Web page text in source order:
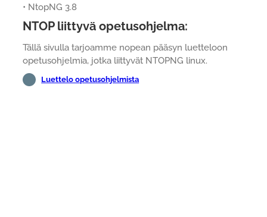
• NtopNG 3.8
NTOP liittyvä opetusohjelma:
Tällä sivulla tarjoamme nopean pääsyn luetteloon
opetusohjelmia, jotka liittyvät NTOPNG linux.
Luettelo opetusohjelmista